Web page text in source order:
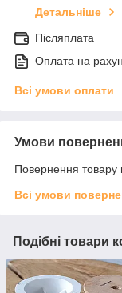
Детальніше
Післяплата
Оплата на
Всі умови оплати
Умови
Повернення товару
Всі умови
Подібні товари